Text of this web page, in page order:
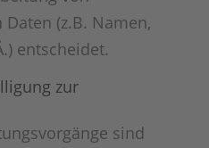
(z.B. Namen,
entscheidet.
zur
sind